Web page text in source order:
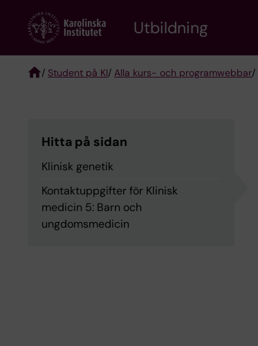
content
Utbildning
/ Student på KI/ Alla kurs- och programwebbar/
Hitta på sidan
Klinisk genetik
Kontaktuppgifter för Klinisk
medicin 5: Barn och
ungdomsmedicin